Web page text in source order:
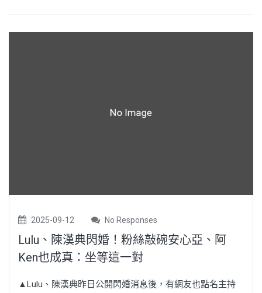
2025-09-12 No Responses
Lulu、陳漢典閃婚！粉絲敲碗安心亞、阿
Ken也成真：坐等這一對
▲Lulu、陳漢典昨日公開閃婚消息後，有網友也點名主持